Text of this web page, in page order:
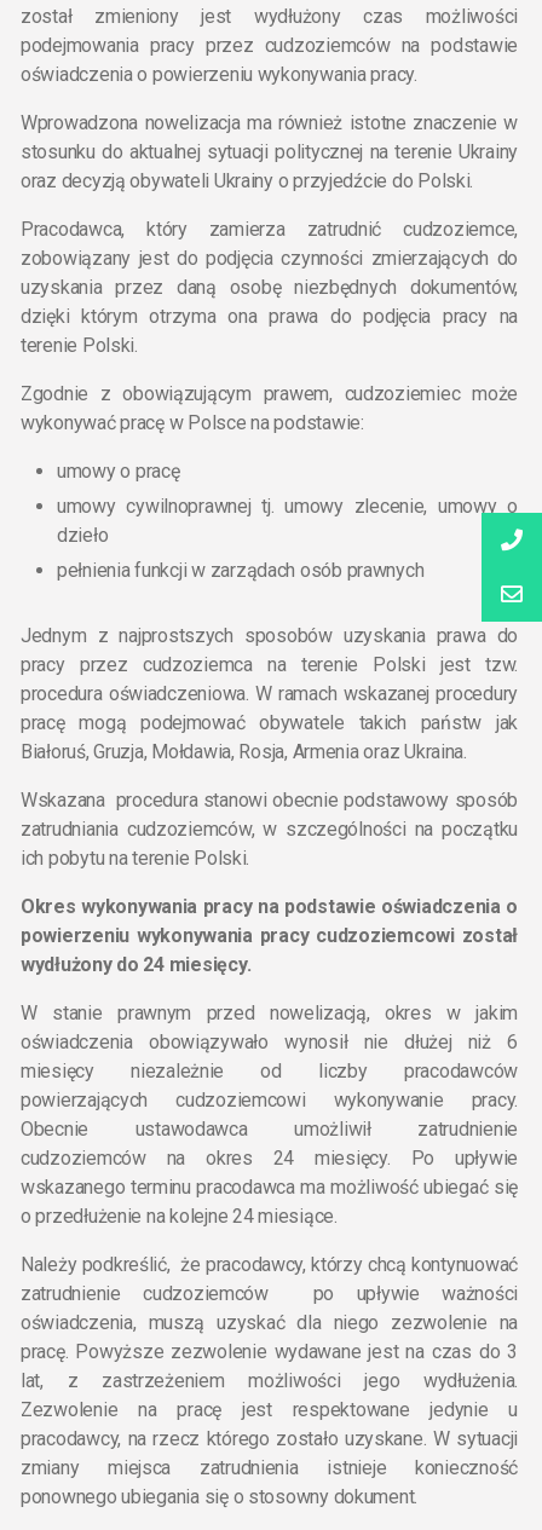
został zmieniony jest wydłużony czas możliwości
podejmowania pracy przez cudzoziemców na podstawie
oświadczenia o powierzeniu wykonywania pracy.
Wprowadzona nowelizacja ma również istotne znaczenie w
stosunku do aktualnej sytuacji politycznej na terenie Ukrainy
oraz decyzją obywateli Ukrainy o przyjedźcie do Polski.
Pracodawca, który zamierza zatrudnić cudzoziemce,
zobowiązany jest do podjęcia czynności zmierzających do
uzyskania przez daną osobę niezbędnych dokumentów,
dzięki którym otrzyma ona prawa do podjęcia pracy na
terenie Polski.
Zgodnie z obowiązującym prawem, cudzoziemiec może
wykonywać pracę w Polsce na podstawie:
umowy o pracę
umowy cywilnoprawnej tj. umowy zlecenie, umowy o
dzieło
pełnienia funkcji w zarządach osób prawnych
Jednym z najprostszych sposobów uzyskania prawa do
pracy przez cudzoziemca na terenie Polski jest tzw.
procedura oświadczeniowa. W ramach wskazanej procedury
pracę mogą podejmować obywatele takich państw jak
Białoruś, Gruzja, Mołdawia, Rosja, Armenia oraz Ukraina.
Wskazana procedura stanowi obecnie podstawowy sposób
zatrudniania cudzoziemców, w szczególności na początku
ich pobytu na terenie Polski.
Okres wykonywania pracy na podstawie oświadczenia o
powierzeniu wykonywania pracy cudzoziemcowi został
wydłużony do 24 miesięcy.
W stanie prawnym przed nowelizacją, okres w jakim
oświadczenia obowiązywało wynosił nie dłużej niż 6
miesięcy niezależnie od liczby pracodawców
powierzających cudzoziemcowi wykonywanie pracy.
Obecnie ustawodawca umożliwił zatrudnienie
cudzoziemców na okres 24 miesięcy. Po upływie
wskazanego terminu pracodawca ma możliwość ubiegać się
o przedłużenie na kolejne 24 miesiące.
Należy podkreślić, że pracodawcy, którzy chcą kontynuować
zatrudnienie cudzoziemców po upływie ważności
oświadczenia, muszą uzyskać dla niego zezwolenie na
pracę. Powyższe zezwolenie wydawane jest na czas do 3
lat, z zastrzeżeniem możliwości jego wydłużenia.
Zezwolenie na pracę jest respektowane jedynie u
pracodawcy, na rzecz którego zostało uzyskane. W sytuacji
zmiany miejsca zatrudnienia istnieje konieczność
ponownego ubiegania się o stosowny dokument.